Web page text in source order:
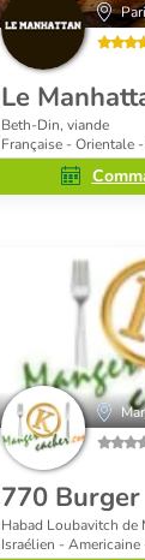
Le
Beth-Din, viande
Française - Orientale
770 Burger
Habad Loubavitch de
Israélien -